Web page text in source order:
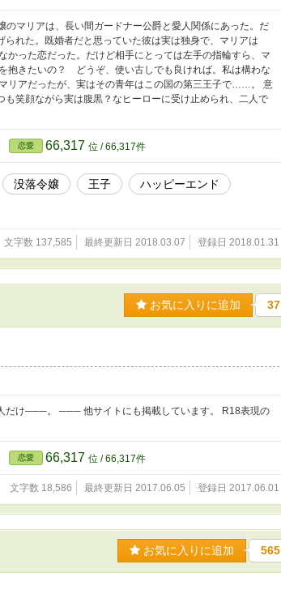
のマリアは、長い間ガードナー公爵と愛人関係にあった。だ
れた。既婚者だと思っていた彼は実は独身で、マリアは
かった恋だった。だけど相手にとっては左手の指輪すら、マ
抱きたいの？ どうぞ、使い古しでも良ければ。私は構わな
リアだったが、実はその青年はこの国の第三王子で……。 意
笑顔ながら実は腹黒？なヒーローに受け止められ、二人で
恋愛 66,317 位 / 66,317件
没落令嬢 王子
ハッピーエンド
文字数 137,585 最終更新日 2018.03.07 登録日 2018.01.31
お気に入りに追加 37
だけ───。 ─── 他サイトにも掲載しています。 R18表現の
恋愛 66,317 位 / 66,317件
文字数 18,586 最終更新日 2017.06.05 登録日 2017.06.01
お気に入りに追加 565